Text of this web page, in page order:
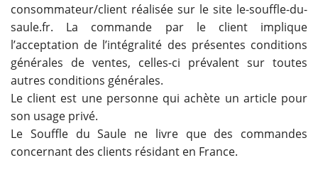
consommateur/client réalisée sur le site le-souffle-du-
saule.fr. La commande par le client implique
l’acceptation de l’intégralité des présentes conditions
générales de ventes, celles-ci prévalent sur toutes
autres conditions générales.
Le client est une personne qui achète un article pour
son usage privé.
Le Souffle du Saule ne livre que des commandes
concernant des clients résidant en France.